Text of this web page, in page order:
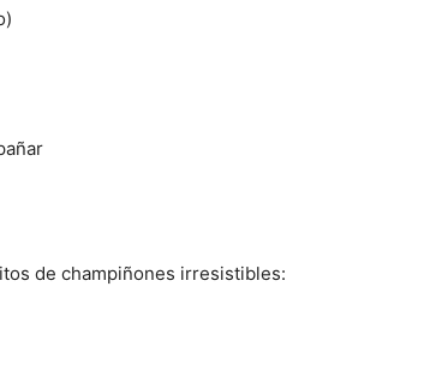
de champiñones irresistibles: